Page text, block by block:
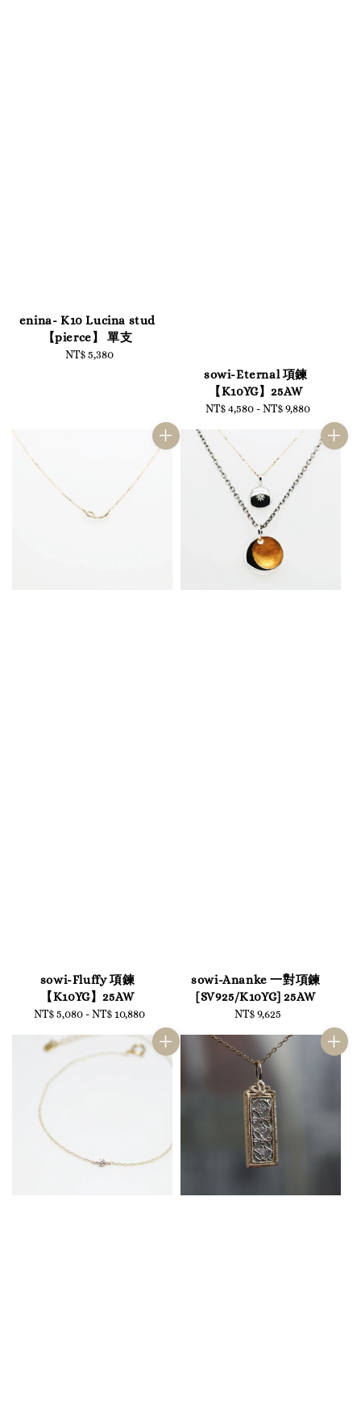
enina- K10 Lucina stud
【pierce】 單支
Regular
NT$ 5,380
sowi-Eternal 項鍊
【K10YG】25AW
Regular
NT$ 4,580-NT$ 9,880
sowi-Fluffy 項鍊
【K10YG】25AW
Regular
NT$ 5,080-NT$ 10,880
sowi-Ananke 一對項鍊
[SV925/K10YG] 25AW
Regular
NT$ 9,625